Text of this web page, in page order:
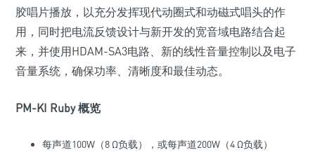
胶唱片播放，以充分发挥现代动圈式和动磁式唱头的作
用，同时把电流反馈设计与新开发的宽音域电路结合起
来，并使用HDAM-SA3电路、新的线性音量控制以及电子
音量系统，确保功率、清晰度和最佳动态。
PM-KI Ruby 概览
每声道100W（8 Ω负载），或每声道200W（4 Ω负载）